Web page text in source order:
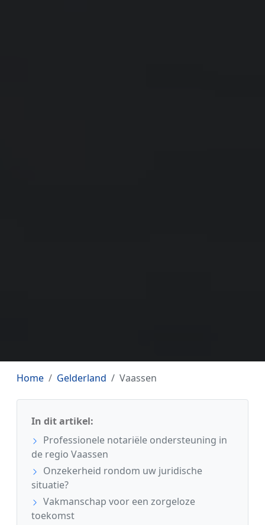
Home Gelderland Vaassen
In dit artikel:
Professionele notariële ondersteuning in
de regio Vaassen
Onzekerheid rondom uw juridische
situatie?
Vakmanschap voor een zorgeloze
toekomst